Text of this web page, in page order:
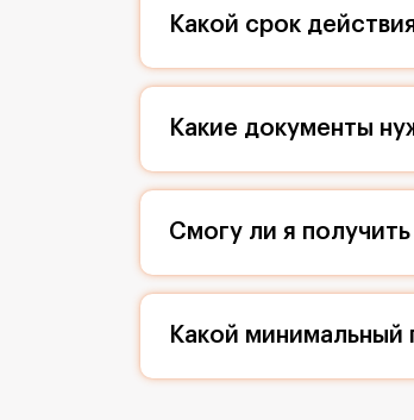
Какой срок
Какие документы
Смогу ли я
Какой минимальный